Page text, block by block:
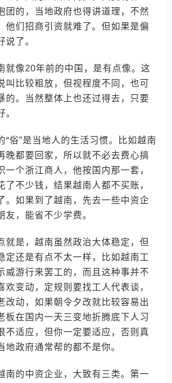
团的，当地政府也得讲道理，不然
他们招商引资就难了。但如果是偏
说了。
就像20年前的中国，是有点像。这
叫比较粗放，但视程度不同，也可
的。当然整体上也还过得去，只要
“俗”是当地人的生活习惯。比如越南
晚都要回家，所以就不必去费心搞
一个浙江商人，他按国内那一套，
了不少钱，结果越南人都不买账，
。如果到了越南，先去一些中资企
友，能省不少学费。
就是，越南虽然政治大体稳定，但
定还是有点不太一样，比如越南工
威游行来罢工的，而且这种事并不
欢变动，定规则要找工人代表谈，
改动，如果朝令夕改就比较容易出
板在国内一天三变地折腾底下人习
不适应，但你一定要适应，否则真
地政府通常帮的都不是你。
南的中资企业，大致有三类。第一